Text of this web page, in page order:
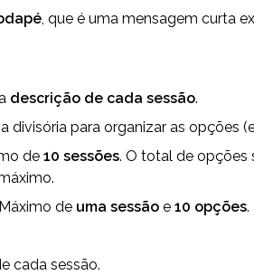
, que é uma mensagem curta
descrição de cada sessão.
para organizar as opções
de 10 sessões. O total de opções
Máximo de uma sessão e 10 opções.
cada sessão.